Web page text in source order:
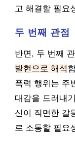
고 해결할 필요
두 번째 관점
반면, 두 번째
발현으로 해석
폭력 행위는 주
대감을 드러내
신이 직면한 갈
로 소통할 필요